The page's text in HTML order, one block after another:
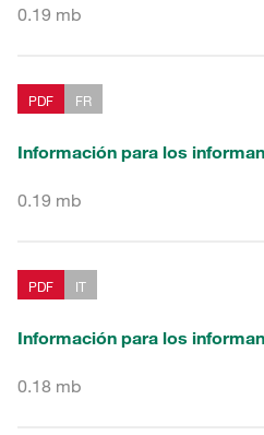
0.19 mb
PDF FR
Información para los
0.19 mb
PDF IT
Información para los
0.18 mb